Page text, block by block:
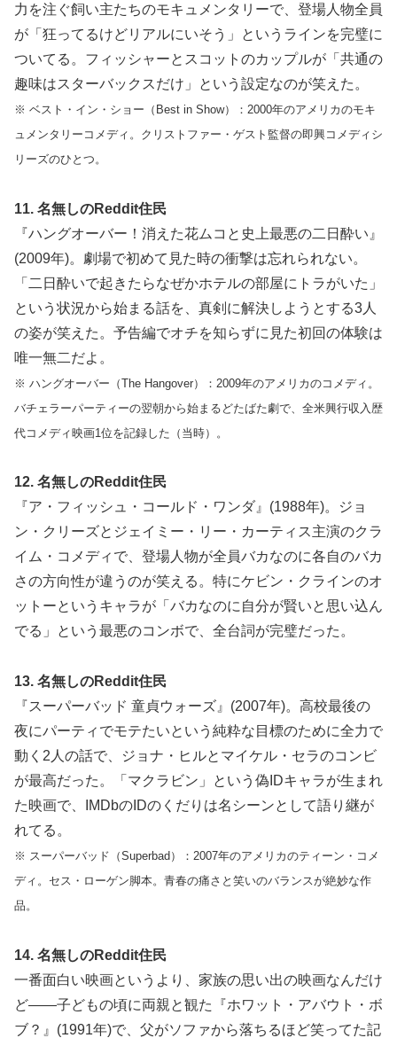
力を注ぐ飼い主たちのモキュメンタリーで、登場人物全員
が「狂ってるけどリアルにいそう」というラインを完璧に
ついてる。フィッシャーとスコットのカップルが「共通の
趣味はスターバックスだけ」という設定なのが笑えた。
※ ベスト・イン・ショー（Best in Show）：2000年のアメリカのモキ
ュメンタリーコメディ。クリストファー・ゲスト監督の即興コメディシ
リーズのひとつ。
11. 名無しのReddit住民
『ハングオーバー！消えた花ムコと史上最悪の二日酔い』
(2009年)。劇場で初めて見た時の衝撃は忘れられない。
「二日酔いで起きたらなぜかホテルの部屋にトラがいた」
という状況から始まる話を、真剣に解決しようとする3人
の姿が笑えた。予告編でオチを知らずに見た初回の体験は
唯一無二だよ。
※ ハングオーバー（The Hangover）：2009年のアメリカのコメディ。
バチェラーパーティーの翌朝から始まるどたばた劇で、全米興行収入歴
代コメディ映画1位を記録した（当時）。
12. 名無しのReddit住民
『ア・フィッシュ・コールド・ワンダ』(1988年)。ジョ
ン・クリーズとジェイミー・リー・カーティス主演のクラ
イム・コメディで、登場人物が全員バカなのに各自のバカ
さの方向性が違うのが笑える。特にケビン・クラインのオ
ットーというキャラが「バカなのに自分が賢いと思い込ん
でる」という最悪のコンボで、全台詞が完璧だった。
13. 名無しのReddit住民
『スーパーバッド 童貞ウォーズ』(2007年)。高校最後の
夜にパーティでモテたいという純粋な目標のために全力で
動く2人の話で、ジョナ・ヒルとマイケル・セラのコンビ
が最高だった。「マクラビン」という偽IDキャラが生まれ
た映画で、IMDbのIDのくだりは名シーンとして語り継が
れてる。
※ スーパーバッド（Superbad）：2007年のアメリカのティーン・コメ
ディ。セス・ローゲン脚本。青春の痛さと笑いのバランスが絶妙な作
品。
14. 名無しのReddit住民
一番面白い映画というより、家族の思い出の映画なんだけ
ど——子どもの頃に両親と観た『ホワット・アバウト・ボ
ブ？』(1991年)で、父がソファから落ちるほど笑ってた記